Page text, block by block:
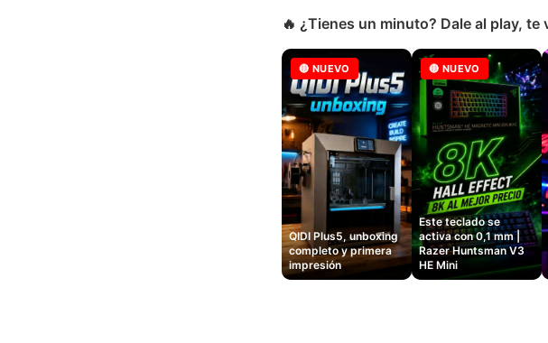
🔥 ¿Tienes un minuto? Dale al play, te
🔴 NUEVO
QIDI Plus5, unboxing
completo y primera
impresión
🔴 NUEVO
Este teclado se
activa con 0,1 mm |
Razer Huntsman V3
HE Mini